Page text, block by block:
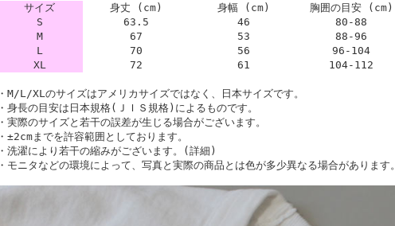
サイズ
身丈 (cm) 身幅 (cm) 胸囲の目安 (cm)
S
63.5 46 80-88
M
67 53 88-96
L
70 56 96-104
XL
72 61 104-112
・M/L/XLのサイズはアメリカサイズではなく、日本サイズです。
・身長の目安は日本規格(ＪＩＳ規格)によるものです。
・実際のサイズと若干の誤差が生じる場合がございます。
・±2cmまでを許容範囲としております。
・洗濯により若干の縮みがございます。(詳細)
・モニタなどの環境によって、写真と実際の商品とは色が多少異なる場合があります。